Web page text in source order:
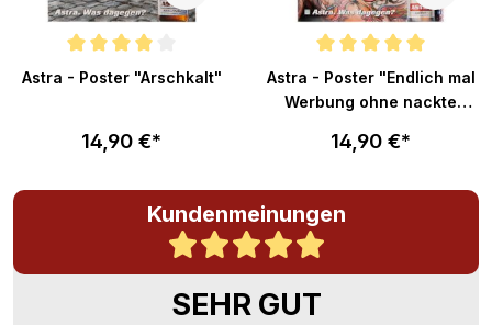
Durchschnittliche Bewertung von 4 von 5 Sternen
Astra - Poster "Arschkalt"
14,90 €*
Durchschnittliche Bewertung
Astra - Poster "Endlich mal
Werbung ohne nackte
14,90 €*
Kundenmeinungen
SEHR GUT